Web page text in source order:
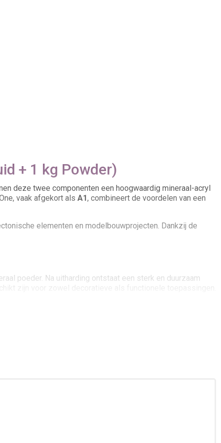
+ 1 kg Powder)
deze twee componenten een hoogwaardig mineraal-acryl
vaak afgekort als A1, combineert de voordelen van een
elementen en modelbouwprojecten. Dankzij de
poeder. Na uitharding ontstaat een sterk en duurzaam
zeer fijne details uit een mal nauwkeurig gereproduceerd.